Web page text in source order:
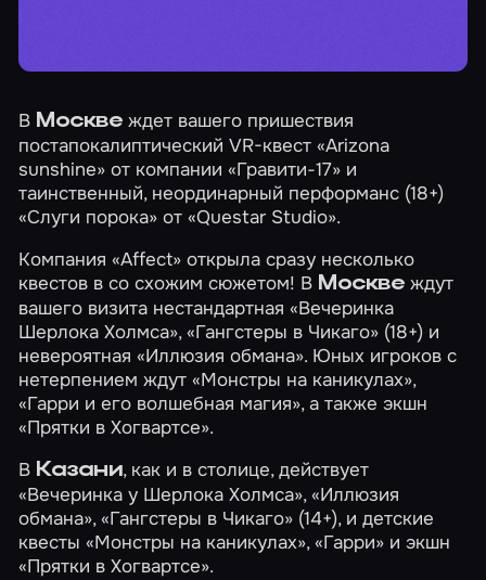
В Москвеждет вашего пришествия
постапокалиптический VR-квест«Arizona
sunshine» от компании «Гравити-17» и
таинственный, неординарный перформанс (18+)
«Слуги порока» от «Questar Studio».
Компания «Affect» открыла сразу несколько
квестов в со схожим сюжетом! В Москвеждут
вашего визита нестандартная«Вечеринка
Шерлока Холмса»,«Гангстеры в Чикаго» (18+) и
невероятная«Иллюзия обмана». Юных игроков с
нетерпением ждут«Монстры на каникулах»,
«Гарри и его волшебная магия», а также экшн
«Прятки в Хогвартсе».
В Казани, как и в столице, действует
«Вечеринка у Шерлока Холмса»,«Иллюзия
обмана»,«Гангстеры в Чикаго» (14+), и детские
квесты«Монстры на каникулах»,«Гарри» и экшн
«Прятки в Хогвартсе».